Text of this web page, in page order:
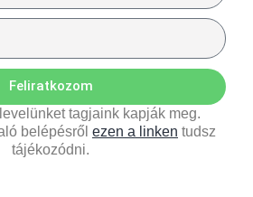
Feliratkozom
tagjaink kapják meg.
belépésről ezen a linken tudsz
tájékozódni.